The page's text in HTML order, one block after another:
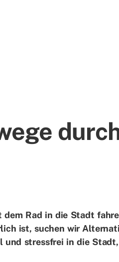
Rad in die Stadt
ist, su­chen wir
und stress­frei in die